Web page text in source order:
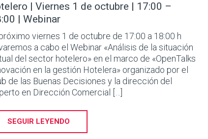
| Viernes 1 de octubre | 17:00 –
| Webinar
viernes 1 de octubre de 17:00 a 18:00 h
a cabo el Webinar «Análisis de la situación
del sector hotelero» en el marco de «OpenTalks
en la gestión Hotelera» organizado por el
de las Buenas Decisiones y la dirección del
en Dirección Comercial […]
SEGUIR LEYENDO